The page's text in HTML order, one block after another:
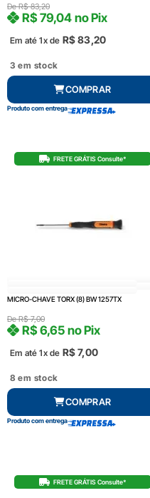
DeR$83,20
Em até 1x de R$83,20
R$79,04 no Pix
3 em stock
COMPRAR
Produto com entrega
FRETE GRÁTIS Consulte*
MICRO-CHAVE TORX (8) BW 1257TX
DeR$7,00
Em até 1x de R$7,00
R$6,65 no Pix
8 em stock
COMPRAR
Produto com entrega
FRETE GRÁTIS Consulte*